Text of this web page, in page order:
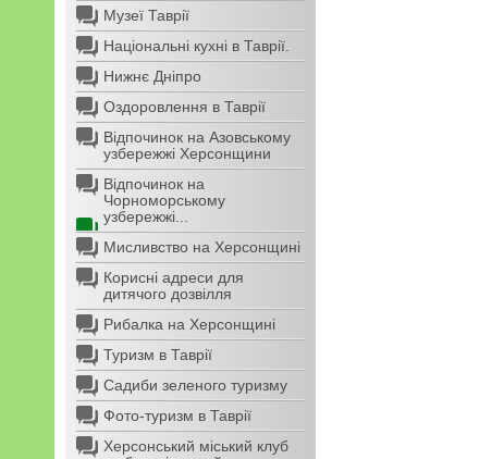
Музеї Таврії
Національні кухні в Таврії.
Нижнє Дніпро
Оздоровлення в Таврії
Відпочинок на Азовському
узбережжі Херсонщини
Відпочинок на
Чорноморському
узбережжі...
Мисливство на Херсонщині
Корисні адреси для
дитячого дозвілля
Рибалка на Херсонщині
Туризм в Таврії
Садиби зеленого туризму
Фото-туризм в Таврії
Херсонський міський клуб